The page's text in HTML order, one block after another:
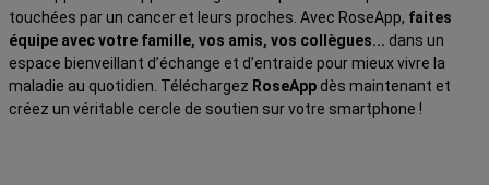
touchées par un cancer et leurs proches. Avec RoseApp, faites
équipe avec votre famille, vos amis, vos collègues... dans un
espace bienveillant d’échange et d’entraide pour mieux vivre la
maladie au quotidien. Téléchargez RoseApp dès maintenant et
créez un véritable cercle de soutien sur votre smartphone !